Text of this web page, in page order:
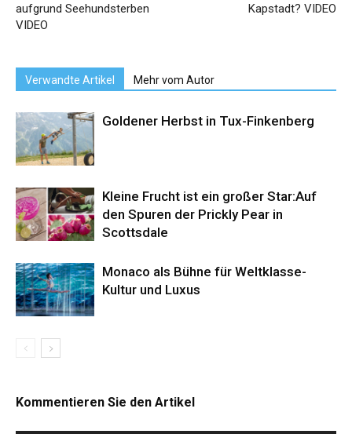
aufgrund Seehundsterben
VIDEO
Kapstadt? VIDEO
Verwandte Artikel Mehr vom Autor
Goldener Herbst in Tux-Finkenberg
Kleine Frucht ist ein großer Star:Auf
den Spuren der Prickly Pear in
Scottsdale
Monaco als Bühne für Weltklasse-
Kultur und Luxus
Kommentieren Sie den Artikel